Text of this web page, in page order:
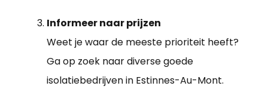
Informeer naar prijzen
Weet je waar de meeste prioriteit heeft?
Ga op zoek naar diverse goede
isolatiebedrijven in Estinnes-Au-Mont.